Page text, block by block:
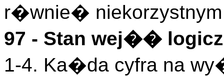
r�wnie� niekorzystnym
97 - Stan wej��
1-4. Ka�da cyfra na